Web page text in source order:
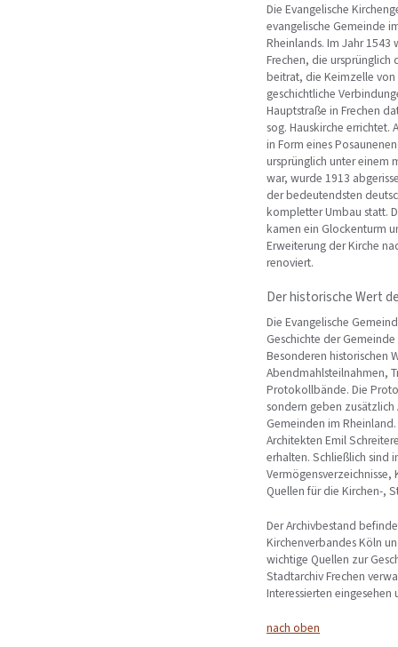
Die Evangelische
evangelische Gemeinde
Rheinlands. Im Jahr
Frechen, die
beitrat, die Keimzelle
geschichtliche
Hauptstraße in Frechen
sog. Hauskirche errichtet.
in Form eines
ursprünglich unter einem
war, wurde 1913
der bedeutendsten
kompletter Umbau statt.
kamen ein Glockenturm
Erweiterung der Kirche
renoviert.
Der historische Wert
Die Evangelische
Geschichte der
Besonderen historischen
Abendmahlsteilnahmen,
Protokollbände. Die
sondern geben
Gemeinden im
Architekten Emil
erhalten. Schließlich sind
Quellen für die Kirchen-,
Der Archivbestand
Kirchenverbandes Köln
wichtige Quellen zur
Stadtarchiv Frechen
Interessierten
nach oben